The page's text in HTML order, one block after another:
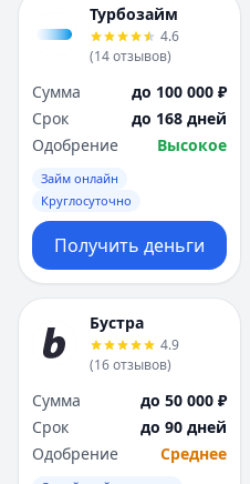
Турбозайм
4.6
(14отзывов)
Сумма
до 100 000 ₽
Срок
до 168 дней
Одобрение
Высокое
Займ онлайн
Круглосуточно
Получить деньги
Бустра
4.9
(16отзывов)
Сумма
до 50 000 ₽
Срок
до 90 дней
Одобрение
Среднее